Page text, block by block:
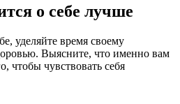
о себе лучше
уделяйте время своему
Выясните, что именно вам
чтобы чувствовать себя